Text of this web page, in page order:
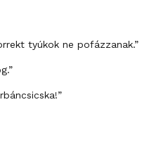
tyúkok ne pofázzanak.”